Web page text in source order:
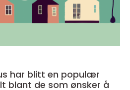
har blitt en populær
blant de som ønsker å